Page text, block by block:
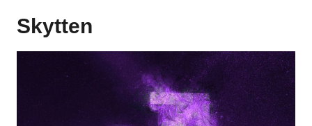
Skytten